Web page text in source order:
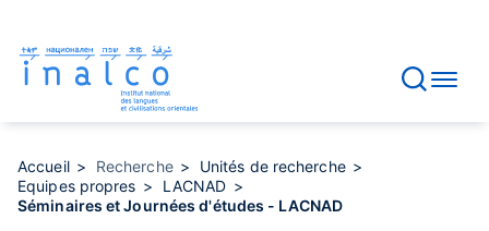
contenu
principal
Accueil Recherche
Unités de recherche
Equipes propres
LACNAD
Séminaires et Journées d'études - LACNAD